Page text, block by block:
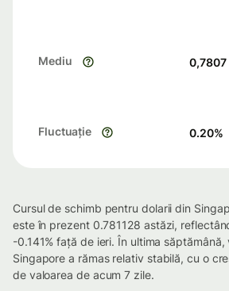
Mediu 0,7807
Fluctuație 0.20%
Cursul de schimb pentru dolarii din
este în prezent 0.781128 astăzi,
-0.141% față de ieri. În ultima
Singapore a rămas relativ stabilă, cu o
de valoarea de acum 7 zile.